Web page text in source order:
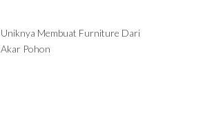
Uniknya Membuat Furniture Dari
Akar Pohon